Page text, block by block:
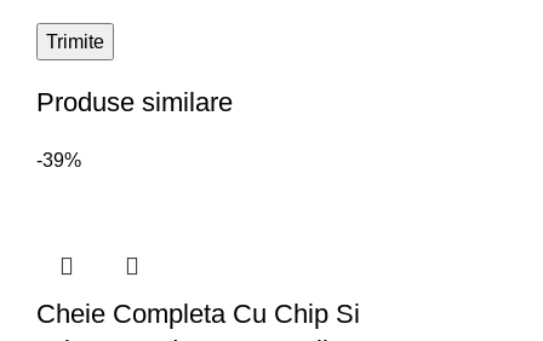
Produse similare
-39%
Cheie Completa Cu Chip Si